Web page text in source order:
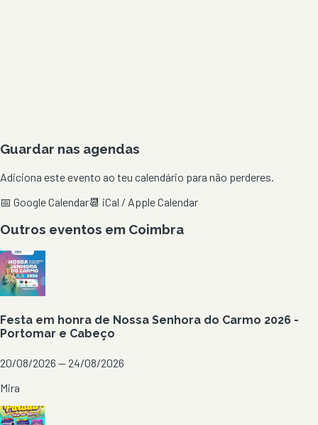
Guardar nas agendas
Adiciona este evento ao teu calendário para não perderes.
📅 Google Calendar📆 iCal / Apple Calendar
Outros eventos em Coimbra
Festa em honra de Nossa Senhora do Carmo 2026 -
Portomar e Cabeço
20/08/2026 — 24/08/2026
Mira